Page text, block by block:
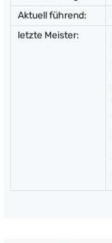
Aktuell führend:
letzte Meister: